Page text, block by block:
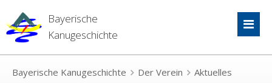
Bayerische
Kanugeschichte
Bayerische Kanugeschichte Der Verein Aktuelles